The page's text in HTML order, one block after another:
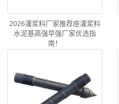
2026灌浆料厂家推荐座灌浆料
水泥基高强早强厂家优选指
南！